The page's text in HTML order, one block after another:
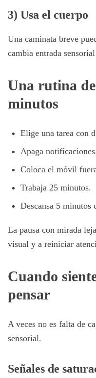
3) Usa el cuerpo
Una caminata breve
cambia entrada
Una rutina
minutos
Elige una tarea con
Apaga
Coloca el móvil
Trabaja 25 minutos.
Descansa 5 minutos
La pausa con mirada
visual y a reiniciar
Cuando
pensar
A veces no es falta de
sensorial.
Señales de